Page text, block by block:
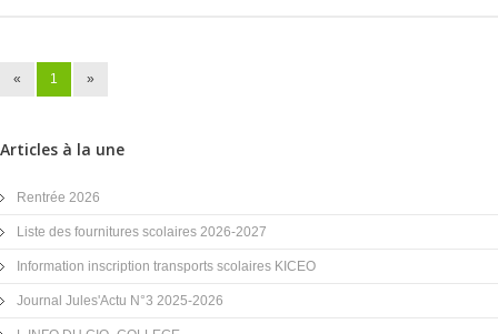
« 1 »
Articles à la une
Rentrée 2026
Liste des fournitures scolaires 2026-2027
Information inscription transports scolaires KICEO
Journal Jules'Actu N°3 2025-2026